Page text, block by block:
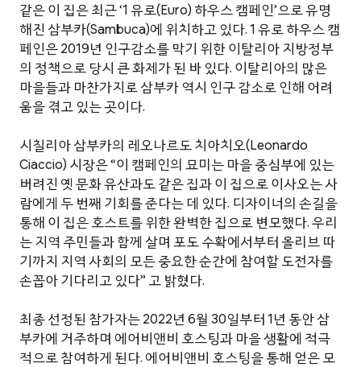
같은 이 집은 최근 ‘1 유로(Euro) 하우스 캠페인’으로 유명
해진 삼부카(Sambuca)에 위치하고 있다. 1 유로 하우스 캠
페인은 2019년 인구감소를 막기 위한 이탈리아 지방정부
의 정책으로 당시 큰 화제가 된 바 있다. 이탈리아의 많은
마을들과 마찬가지로 삼부카 역시 인구 감소로 인해 어려
움을 겪고 있는 곳이다.
시칠리아 삼부카의 레오나르도 치아치오(Leonardo
Ciaccio) 시장은 “이 캠페인의 묘미는 마을 중심부에 있는
버려진 옛 문화 유산과도 같은 집과 이 집으로 이사오는 사
람에게 두 번째 기회를 준다는 데 있다. 디자이너의 손길을
통해 이 집은 호스트를 위한 완벽한 집으로 변모했다. 우리
는 지역 주민들과 함께 살며 포도 수확에서부터 올리브 따
기까지 지역 사회의 모든 중요한 순간에 참여할 도전자를
손꼽아 기다리고 있다” 고 밝혔다.
최종 선정된 참가자는 2022년 6월 30일부터 1년 동안 삼
부카에 거주하며 에어비앤비 호스팅과 마을 생활에 적극
적으로 참여하게 된다. 에어비앤비 호스팅을 통해 얻은 모